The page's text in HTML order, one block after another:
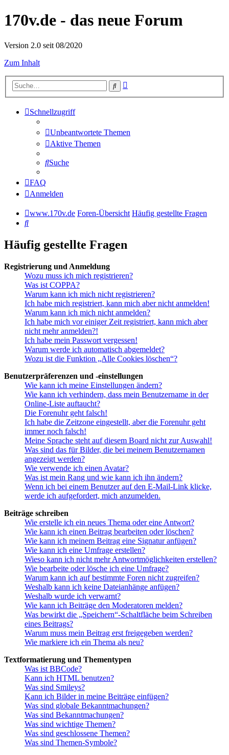
170v.de - das neue Forum
Version 2.0 seit 08/2020
Zum Inhalt
Suche
Schnellzugriff
Unbeantwortete Themen
Aktive Themen
Suche
FAQ
Anmelden
www.170v.de Foren-Übersicht Häufig gestellte Fragen
Suche
Häufig gestellte Fragen
Registrierung und Anmeldung
Wozu muss ich mich registrieren?
Was ist COPPA?
Warum kann ich mich nicht registrieren?
Ich habe mich registriert, kann mich aber nicht anmelden!
Warum kann ich mich nicht anmelden?
Ich habe mich vor einiger Zeit registriert, kann mich aber
nicht mehr anmelden?!
Ich habe mein Passwort vergessen!
Warum werde ich automatisch abgemeldet?
Wozu ist die Funktion „Alle Cookies löschen“?
Benutzerpräferenzen und -einstellungen
Wie kann ich meine Einstellungen ändern?
Wie kann ich verhindern, dass mein Benutzername in der
Online-Liste auftaucht?
Die Forenuhr geht falsch!
Ich habe die Zeitzone eingestellt, aber die Forenuhr geht
immer noch falsch!
Meine Sprache steht auf diesem Board nicht zur Auswahl!
Was sind das für Bilder, die bei meinem Benutzernamen
angezeigt werden?
Wie verwende ich einen Avatar?
Was ist mein Rang und wie kann ich ihn ändern?
Wenn ich bei einem Benutzer auf den E-Mail-Link klicke,
werde ich aufgefordert, mich anzumelden.
Beiträge schreiben
Wie erstelle ich ein neues Thema oder eine Antwort?
Wie kann ich einen Beitrag bearbeiten oder löschen?
Wie kann ich meinem Beitrag eine Signatur anfügen?
Wie kann ich eine Umfrage erstellen?
Wieso kann ich nicht mehr Antwortmöglichkeiten erstellen?
Wie bearbeite oder lösche ich eine Umfrage?
Warum kann ich auf bestimmte Foren nicht zugreifen?
Weshalb kann ich keine Dateianhänge anfügen?
Weshalb wurde ich verwarnt?
Wie kann ich Beiträge den Moderatoren melden?
Was bewirkt die „Speichern“-Schaltfläche beim Schreiben
eines Beitrags?
Warum muss mein Beitrag erst freigegeben werden?
Wie markiere ich ein Thema als neu?
Textformatierung und Thementypen
Was ist BBCode?
Kann ich HTML benutzen?
Was sind Smileys?
Kann ich Bilder in meine Beiträge einfügen?
Was sind globale Bekanntmachungen?
Was sind Bekanntmachungen?
Was sind wichtige Themen?
Was sind geschlossene Themen?
Was sind Themen-Symbole?